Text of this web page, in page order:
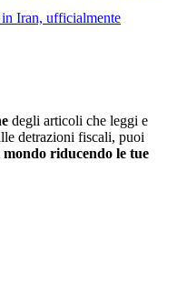
Iran, ufficialmente
degli articoli che leggi e
detrazioni fiscali, puoi
riducendo le tue